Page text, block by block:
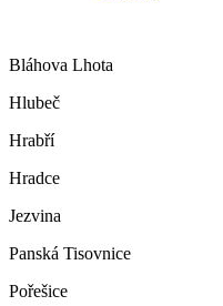
Bláhova Lhota
Hlubeč
Hrabří
Hradce
Jezvina
Panská Tisovnice
Pořešice